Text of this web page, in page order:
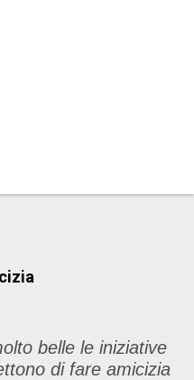
belle le iniziative
di fare amicizia